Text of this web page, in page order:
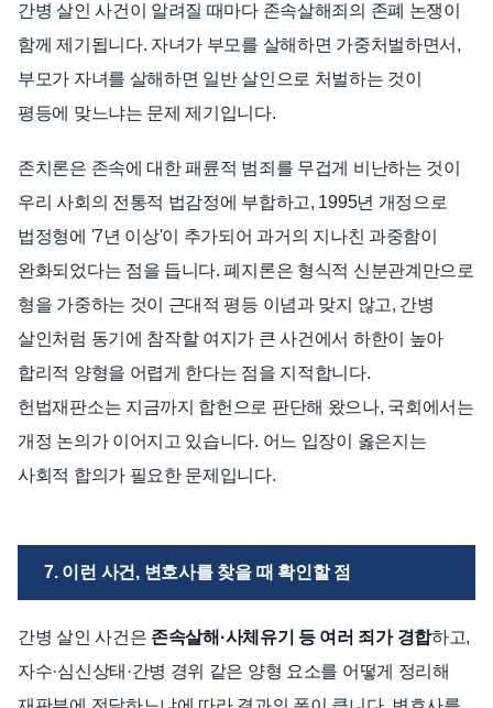
간병 살인 사건이 알려질 때마다 존속살해죄의 존폐 논쟁이
함께 제기됩니다. 자녀가 부모를 살해하면 가중처벌하면서,
부모가 자녀를 살해하면 일반 살인으로 처벌하는 것이
평등에 맞느냐는 문제 제기입니다.
존치론은 존속에 대한 패륜적 범죄를 무겁게 비난하는 것이
우리 사회의 전통적 법감정에 부합하고, 1995년 개정으로
법정형에 '7년 이상'이 추가되어 과거의 지나친 과중함이
완화되었다는 점을 듭니다. 폐지론은 형식적 신분관계만으로
형을 가중하는 것이 근대적 평등 이념과 맞지 않고, 간병
살인처럼 동기에 참작할 여지가 큰 사건에서 하한이 높아
합리적 양형을 어렵게 한다는 점을 지적합니다.
헌법재판소는 지금까지 합헌으로 판단해 왔으나, 국회에서는
개정 논의가 이어지고 있습니다. 어느 입장이 옳은지는
사회적 합의가 필요한 문제입니다.
7. 이런 사건, 변호사를 찾을 때 확인할 점
간병 살인 사건은 존속살해·사체유기 등 여러 죄가 경합하고,
자수·심신상태·간병 경위 같은 양형 요소를 어떻게 정리해